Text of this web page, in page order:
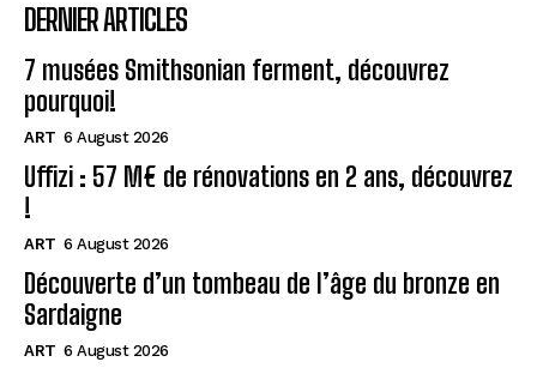
DERNIER ARTICLES
7 musées Smithsonian ferment, découvrez
pourquoi!
ART 6 August 2026
Uffizi : 57 M€ de rénovations en 2 ans, découvrez
!
ART 6 August 2026
Découverte d’un tombeau de l’âge du bronze en
Sardaigne
ART 6 August 2026